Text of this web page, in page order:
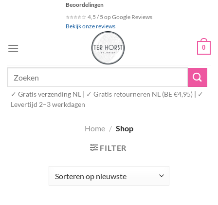
Beoordelingen
⭐⭐⭐⭐☆ 4,5 / 5 op Google Reviews
Bekijk onze reviews
0
✓ Gratis verzending NL | ✓ Gratis retourneren NL (BE €4,95) | ✓
Levertijd 2–3 werkdagen
Home / Shop
FILTER